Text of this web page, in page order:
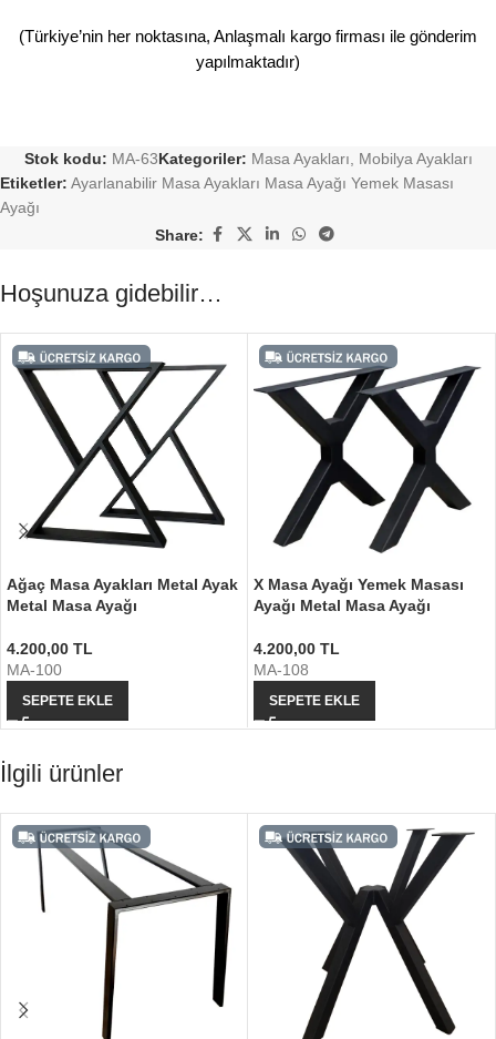
(Türkiye’nin her noktasına, Anlaşmalı kargo firması ile gönderim
yapılmaktadır)
Stok kodu: MA-63Kategoriler: Masa Ayakları, Mobilya Ayakları
Etiketler: Ayarlanabilir Masa Ayakları Masa Ayağı Yemek Masası
Ayağı
Share:
Hoşunuza gidebilir…
Ağaç Masa Ayakları Metal Ayak
Metal Masa Ayağı
4.200,00 TL
MA-100
SEPETE EKLE
X Masa Ayağı Yemek Masası
Ayağı Metal Masa Ayağı
4.200,00 TL
MA-108
SEPETE EKLE
İlgili ürünler